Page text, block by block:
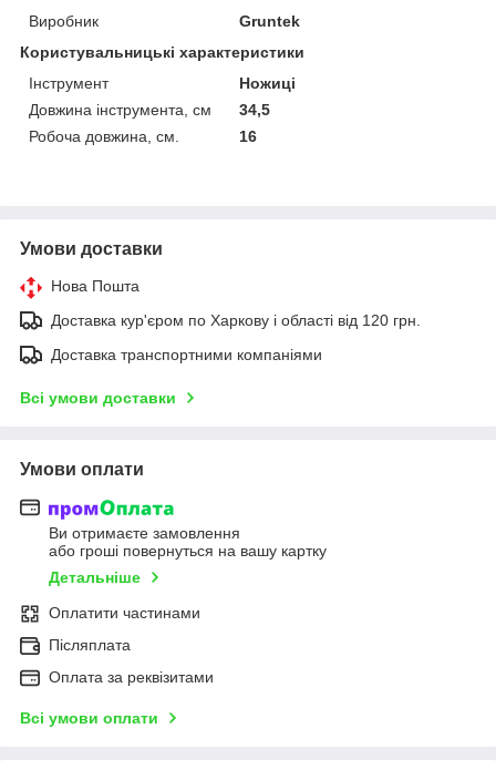
Виробник
Gruntek
Користувальницькі характеристики
Інструмент
Ножиці
Довжина інструмента, см
34,5
Робоча довжина, см.
16
Умови доставки
Нова Пошта
Доставка кур'єром по Харкову і області від 120 грн.
Доставка транспортними компаніями
Всі умови доставки
Умови оплати
Ви отримаєте замовлення
або гроші повернуться на вашу картку
Детальніше
Оплатити частинами
Післяплата
Оплата за реквізитами
Всі умови оплати